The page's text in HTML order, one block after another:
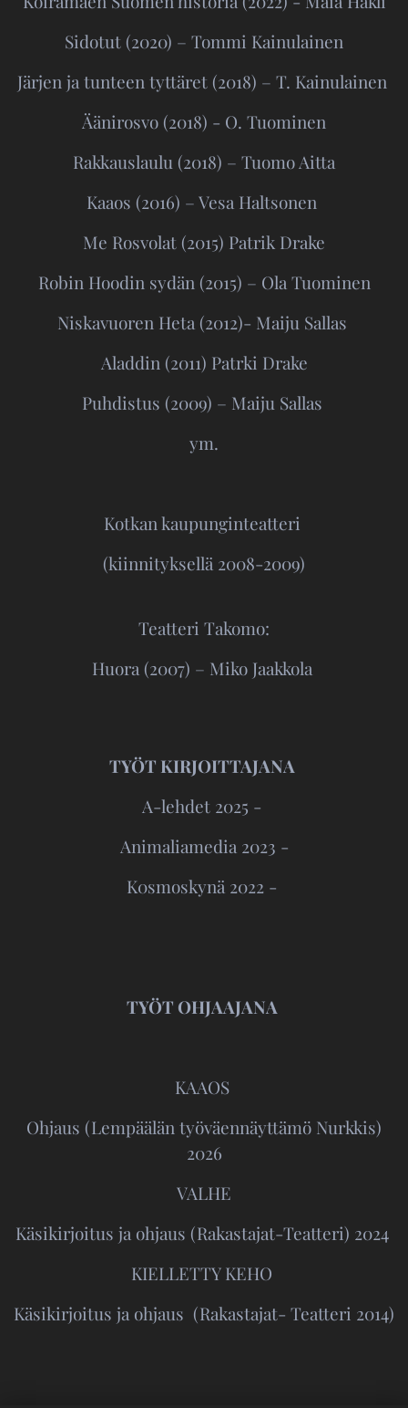
Sidotut (2020) – Tommi Kainulainen
Järjen ja tunteen tyttäret (2018) – T. Kainulainen
Äänirosvo (2018) - O. Tuominen
Rakkauslaulu (2018) – Tuomo Aitta
Kaaos (2016) – Vesa Haltsonen
Me Rosvolat (2015) Patrik Drake
Robin Hoodin sydän (2015) – Ola Tuominen
Niskavuoren Heta (2012)- Maiju Sallas
Aladdin (2011) Patrki Drake
Puhdistus (2009) – Maiju Sallas
ym.
Kotkan kaupunginteatteri
(kiinnityksellä 2008-2009)
Teatteri Takomo:
Huora (2007) – Miko Jaakkola
TYÖT KIRJOITTAJANA
A-lehdet 2025 -
Animaliamedia 2023 -
K0smoskynä 2022 -
TYÖT OHJAAJANA
KAAOS
Ohjaus (Lempäälän työväennäyttämö Nurkkis)
2026
VALHE
Käsikirjoitus ja ohjaus (Rakastajat-Teatteri) 2024
KIELLETTY KEHO
Käsikirjoitus ja ohjaus (Rakastajat- Teatteri 2014)